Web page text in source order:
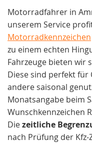
Motorradfahrer in
unserem Service
Motorradkennzeichen
zu einem echten
Fahrzeuge bieten wir
Diese sind perfekt
andere saisonal
Monatsangabe beim
Wunschkennzeichen
Diezeitliche
nach Prüfung der